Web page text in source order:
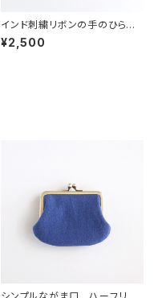
インド刺繍リボンの手のひらが
ま口ポーチ
¥2,500